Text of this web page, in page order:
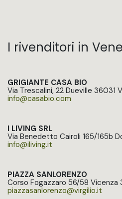
I rivenditori in
GRIGIANTE CASA BIO
Via Trescalini, 22 Dueville 36031
info@casabio.com
I LIVING SRL
Via Benedetto Cairoli 165/165b
info@iliving.it
PIAZZA SANLORENZO
Corso Fogazzaro 56/58 Vicenza
piazzasanlorenzo@virgilio.it